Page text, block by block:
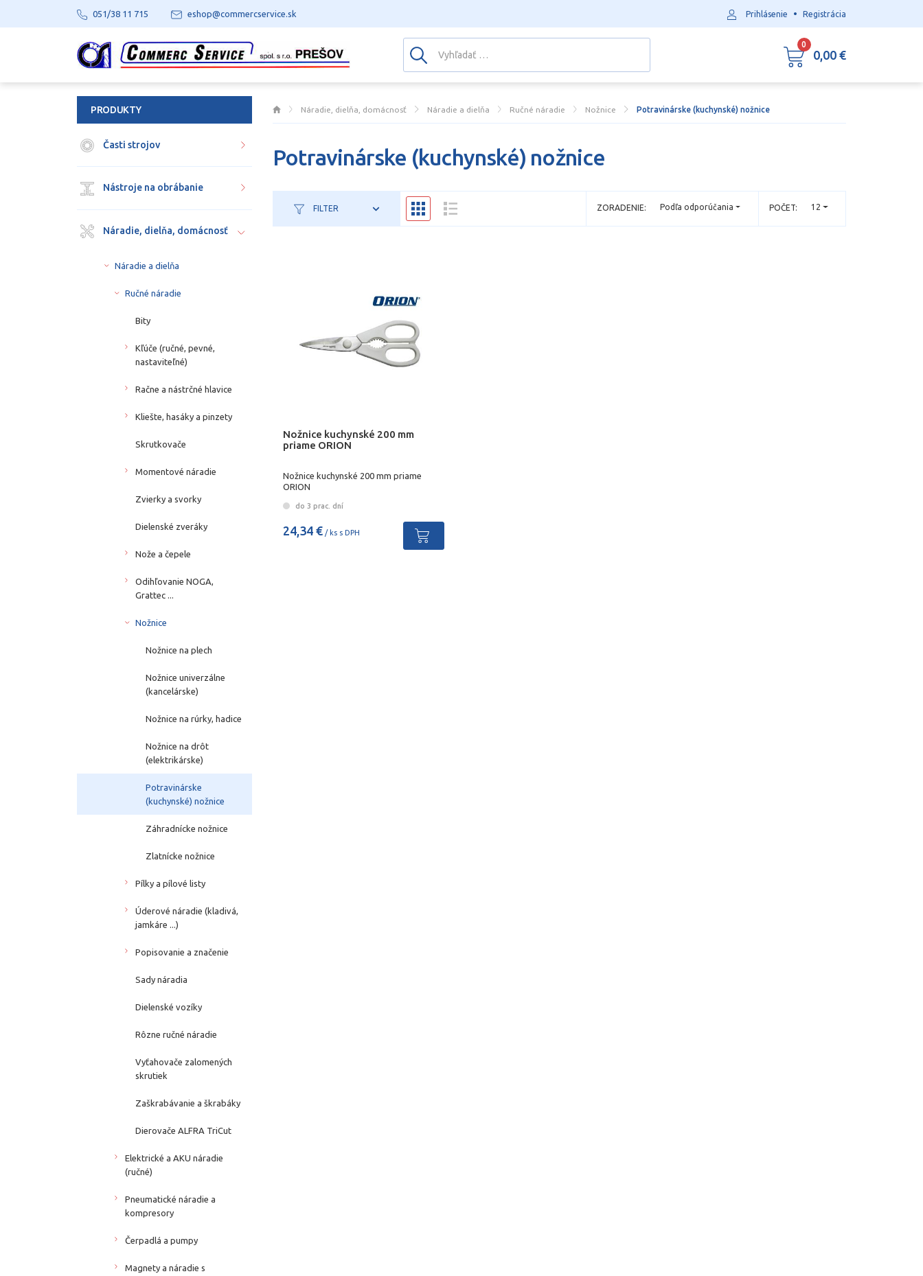
Náradie, dielňa, domácnosť Náradie a dielňa Ručné náradie Nožnice Potravinárske (kuchynské) nožnice
Potravinárske (kuchynské) nožnice
FILTER POČET: 12
ZORADENIE: Podľa odporúčania
Nožnice kuchynské 200 mm
priame ORION
Nožnice kuchynské 200 mm priame
ORION
do 3 prac. dní
24,34 € / ks s DPH
PRODUKTY
Časti strojov
Nástroje na obrábanie
Náradie, dielňa, domácnosť
Náradie a dielňa
Ručné náradie
Bity
Kľúče (ručné, pevné,
nastaviteľné)
Račne a nástrčné hlavice
Kliešte, hasáky a pinzety
Skrutkovače
Momentové náradie
Zvierky a svorky
Dielenské zveráky
Nože a čepele
Odihľovanie NOGA,
Grattec ...
Nožnice
Nožnice na plech
Nožnice univerzálne
(kancelárske)
Nožnice na rúrky, hadice
Nožnice na drôt
(elektrikárske)
Potravinárske
(kuchynské) nožnice
Záhradnícke nožnice
Zlatnícke nožnice
Pílky a pílové listy
Úderové náradie (kladivá,
jamkáre ...)
Popisovanie a značenie
Sady náradia
Dielenské vozíky
Rôzne ručné náradie
Vyťahovače zalomených
skrutiek
Zaškrabávanie a škrabáky
Dierovače ALFRA TriCut
Elektrické a AKU náradie
(ručné)
Pneumatické náradie a
kompresory
Čerpadlá a pumpy
Magnety a náradie s
051/38 11 715 eshop@commercservice.sk Prihlásenie • Registrácia
0
0,00 €